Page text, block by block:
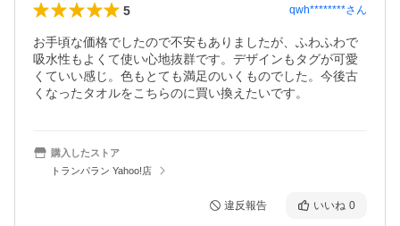
5 qwh********さん
お手頃な価格でしたので不安もありましたが、ふわふわで
吸水性もよくて使い心地抜群です。デザインもタグが可愛
くていい感じ。色もとても満足のいくものでした。今後古
くなったタオルをこちらのに買い換えたいです。
購入したストア
トランパラン Yahoo!店
違反報告 いいね 0